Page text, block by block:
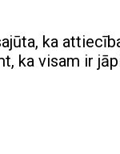
ka
ka visam ir